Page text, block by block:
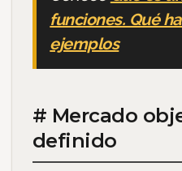
funciones. Qué
ejemplos
# Mercado
definido